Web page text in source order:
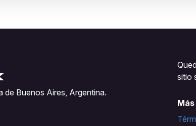
de Buenos Aires, Argentina.
sitio